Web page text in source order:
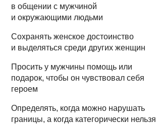
в общении с мужчиной
и окружающими людьми
Сохранять женское достоинство
и выделяться среди других женщин
Просить у мужчины помощь или
подарок, чтобы он чувствовал себя
героем
Определять, когда можно нарушать
границы, а когда категорически нельзя